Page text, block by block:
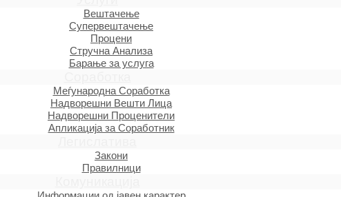
Вештачење
Супервештачење
Процени
Стручна Анализа
Барање за услуга
Меѓународна Соработка
Надворешни Вешти Лица
Надворешни Проценители
Апликација за Соработник
Закони
Правилници